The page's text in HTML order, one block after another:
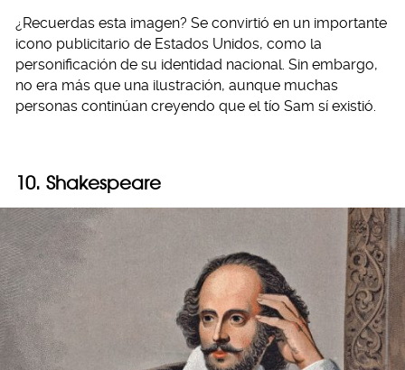
¿Recuerdas esta imagen? Se convirtió en un importante
icono publicitario de Estados Unidos, como la
personificación de su identidad nacional. Sin embargo,
no era más que una ilustración, aunque muchas
personas continúan creyendo que el tío Sam sí existió.
10. Shakespeare